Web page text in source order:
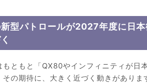
新型パトロールが2027年度に日
もともと「QX80やインフィニティが日
の期待に、大きく近づく動きがありま